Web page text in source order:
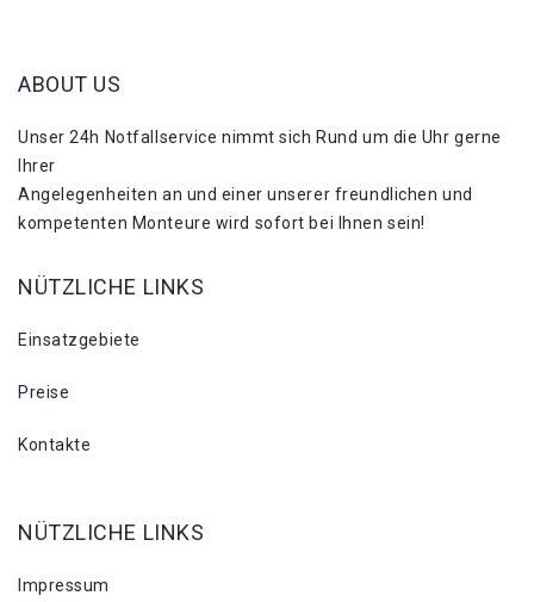
ABOUT US
Unser 24h Notfallservice nimmt sich Rund um die Uhr gerne
Ihrer
Angelegenheiten an und einer unserer freundlichen und
kompetenten Monteure wird sofort bei Ihnen sein!
NÜTZLICHE LINKS
Einsatzgebiete
Preise
Kontakte
NÜTZLICHE LINKS
Impressum